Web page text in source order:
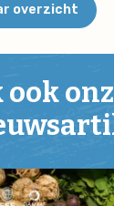
overzicht